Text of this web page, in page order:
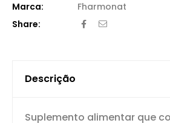
Fharmonat
Share:
Descrição
Suplemento alimentar que